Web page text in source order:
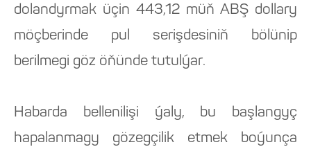
dolandyrmak üçin 443,12 müň ABŞ dollary
möçberinde pul serişdesiniň bölünip
berilmegi göz öňünde tutulýar.
Habarda bellenilişi ýaly, bu başlangyç
hapalanmagy gözegçilik etmek boýunça